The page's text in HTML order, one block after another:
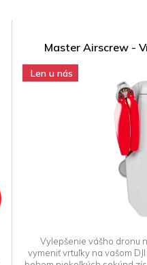
Master Airscrew -
Len u nás
Vylepšenie vášho dronu
vymeniť vrtuľky na vašom